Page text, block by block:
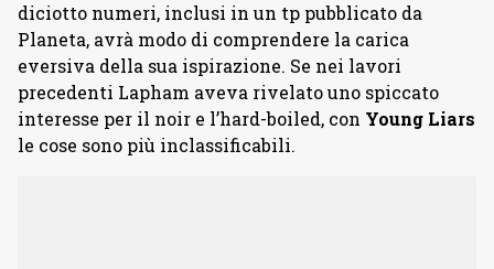
diciotto numeri, inclusi in un tp pubblicato da
Planeta, avrà modo di comprendere la carica
eversiva della sua ispirazione. Se nei lavori
precedenti Lapham aveva rivelato uno spiccato
interesse per il noir e l’hard-boiled, con Young Liars
le cose sono più inclassificabili.